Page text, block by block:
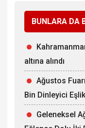
BUNLARA DA
altına alındı
Ağustos
Bin Dinleyici
Geleneksel